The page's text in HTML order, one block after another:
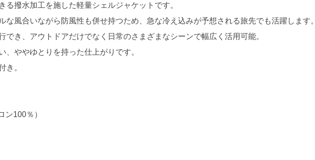
る撥水加工を施した軽量シェルジャケットです。
な風合いながら防風性も併せ持つため、急な冷え込みが予想される旅先でも活躍します。
でき、アウトドアだけでなく日常のさまざまなシーンで幅広く活用可能。
、ややゆとりを持った仕上がりです。
き。
ン100％）